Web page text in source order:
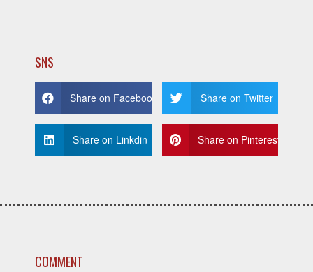
SNS
Share on Facebook Share on Twitter
Share on Linkdin Share on Pinterest
COMMENT